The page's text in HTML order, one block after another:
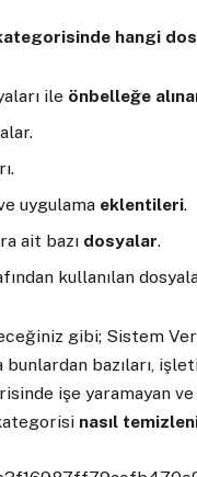
hangi
ile önbelleğe
uygulama eklentileri.
ait bazı dosyalar.
kullanılan
gibi; Sistem
bunlardan bazıları,
işe yaramayan
nasıl